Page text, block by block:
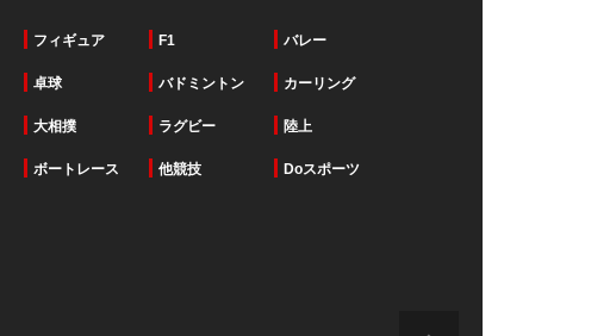
フィギュア F1 バレー
卓球 バドミントン カーリング
大相撲 ラグビー 陸上
ボートレース 他競技 Doスポーツ